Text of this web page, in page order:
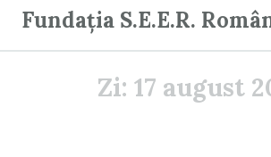
Fundația S.E.E.R.
Zi: 17 august